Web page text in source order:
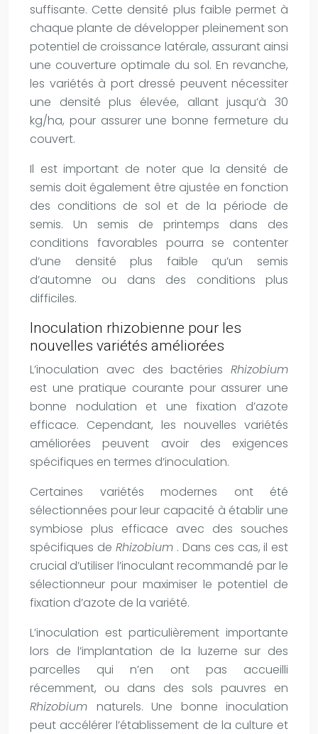
suffisante. Cette densité plus faible permet à
chaque plante de développer pleinement son
potentiel de croissance latérale, assurant ainsi
une couverture optimale du sol. En revanche,
les variétés à port dressé peuvent nécessiter
une densité plus élevée, allant jusqu’à 30
kg/ha, pour assurer une bonne fermeture du
couvert.
Il est important de noter que la densité de
semis doit également être ajustée en fonction
des conditions de sol et de la période de
semis. Un semis de printemps dans des
conditions favorables pourra se contenter
d’une densité plus faible qu’un semis
d’automne ou dans des conditions plus
difficiles.
Inoculation rhizobienne pour les
nouvelles variétés améliorées
L’inoculation avec des bactéries Rhizobium
est une pratique courante pour assurer une
bonne nodulation et une fixation d’azote
efficace. Cependant, les nouvelles variétés
améliorées peuvent avoir des exigences
spécifiques en termes d’inoculation.
Certaines variétés modernes ont été
sélectionnées pour leur capacité à établir une
symbiose plus efficace avec des souches
spécifiques de Rhizobium . Dans ces cas, il est
crucial d’utiliser l’inoculant recommandé par le
sélectionneur pour maximiser le potentiel de
fixation d’azote de la variété.
L’inoculation est particulièrement importante
lors de l’implantation de la luzerne sur des
parcelles qui n’en ont pas accueilli
récemment, ou dans des sols pauvres en
Rhizobium naturels. Une bonne inoculation
peut accélérer l’établissement de la culture et